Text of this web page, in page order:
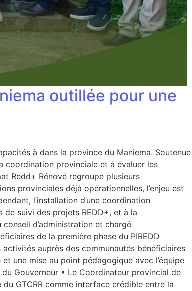
outillée pour une
à dans la province du Maniema. Soutenue
coordination provinciale et à évaluer les
Redd+ Rénové regroupe plusieurs
provinciales déjà opérationnelles, l’enjeu est
l’installation d’une coordination
suivi des projets REDD+, et à la
conseil d’administration et chargé
de la première phase du PIREDD
auprès des communautés bénéficiaires
une mise au point pédagogique avec l’équipe
Gouverneur • Le Coordinateur provincial de
GTCRR comme interface crédible entre la